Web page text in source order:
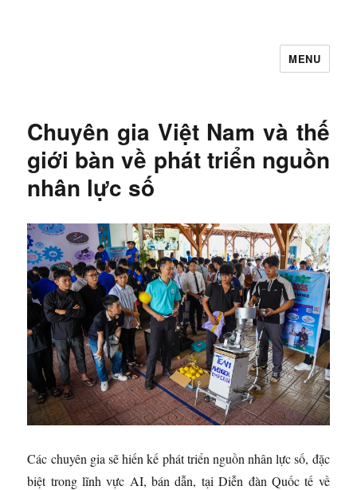
MENU
Chuyên gia Việt Nam và thế
giới bàn về phát triển nguồn
nhân lực số
Các chuyên gia sẽ hiến kế phát triển nguồn nhân lực số, đặc
biệt trong lĩnh vực AI, bán dẫn, tại Diễn đàn Quốc tế về